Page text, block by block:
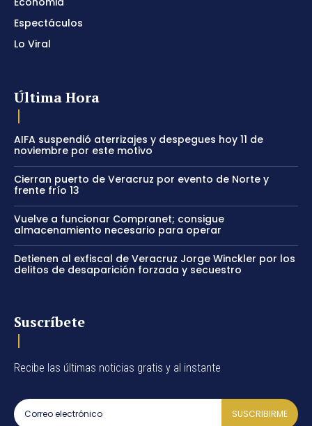
Espectáculos
Lo Viral
Última Hora
AIFA suspendió aterrizajes y despegues hoy 11 de
noviembre por este motivo
Cierran puerto de Veracruz por evento de Norte y
frente frío 13
Vuelve a funcionar Compranet; consigue
almacenamiento necesario para operar
Detienen al exfiscal de Veracruz Jorge Winckler por los
delitos de desaparición forzada y secuestro
Suscríbete
Recibe las últimas noticias gratis y al instante
SUSCRIBIRME